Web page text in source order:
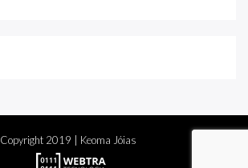
Copyright 2019 | Keoma Jóias